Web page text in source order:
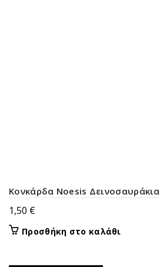
Κονκάρδα Noesis Δεινοσαυράκια
1,50 €
Προσθήκη στο καλάθι